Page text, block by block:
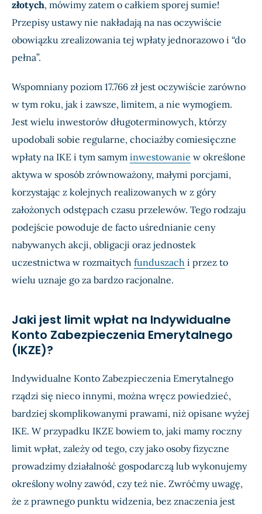
złotych, mówimy zatem o całkiem sporej sumie!
Przepisy ustawy nie nakładają na nas oczywiście
obowiązku zrealizowania tej wpłaty jednorazowo i “do
pełna”.
Wspomniany poziom 17.766 zł jest oczywiście zarówno
w tym roku, jak i zawsze, limitem, a nie wymogiem.
Jest wielu inwestorów długoterminowych, którzy
upodobali sobie regularne, chociażby comiesięczne
wpłaty na IKE i tym samym inwestowanie w określone
aktywa w sposób zrównoważony, małymi porcjami,
korzystając z kolejnych realizowanych w z góry
założonych odstępach czasu przelewów. Tego rodzaju
podejście powoduje de facto uśrednianie ceny
nabywanych akcji, obligacji oraz jednostek
uczestnictwa w rozmaitych funduszach i przez to
wielu uznaje go za bardzo racjonalne.
Jaki jest limit wpłat na Indywidualne
Konto Zabezpieczenia Emerytalnego
(IKZE)?
Indywidualne Konto Zabezpieczenia Emerytalnego
rządzi się nieco innymi, można wręcz powiedzieć,
bardziej skomplikowanymi prawami, niż opisane wyżej
IKE. W przypadku IKZE bowiem to, jaki mamy roczny
limit wpłat, zależy od tego, czy jako osoby fizyczne
prowadzimy działalność gospodarczą lub wykonujemy
określony wolny zawód, czy też nie. Zwróćmy uwagę,
że z prawnego punktu widzenia, bez znaczenia jest